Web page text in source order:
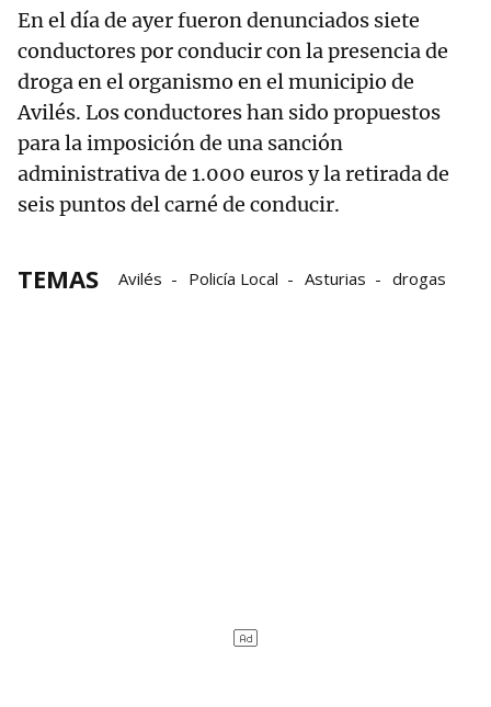
En el día de ayer fueron denunciados siete
conductores por conducir con la presencia de
droga en el organismo en el municipio de
Avilés. Los conductores han sido propuestos
para la imposición de una sanción
administrativa de 1.000 euros y la retirada de
seis puntos del carné de conducir.
TEMAS Avilés Policía Local Asturias drogas